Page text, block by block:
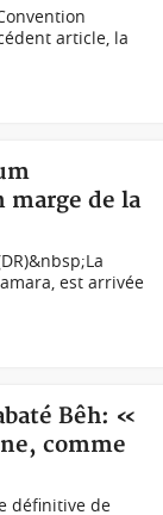
article, la
marge de la
est arrivée
Bêh: «
comme
définitive de